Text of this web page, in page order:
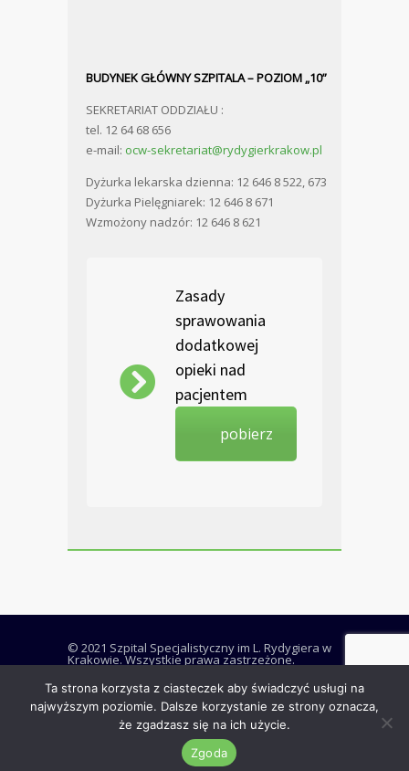
BUDYNEK GŁÓWNY SZPITALA – POZIOM „10”
SEKRETARIAT ODDZIAŁU :
tel. 12 64 68 656
e-mail: ocw-sekretariat@rydygierkrakow.pl
Dyżurka lekarska dzienna: 12 646 8 522, 673
Dyżurka Pielęgniarek: 12 646 8 671
Wzmożony nadzór: 12 646 8 621
Zasady
sprawowania
dodatkowej
opieki nad
pacjentem
pobierz
© 2021 Szpital Specjalistyczny im L. Rydygiera w
Krakowie. Wszystkie prawa zastrzeżone.
RODO i Deklaracja dostępności
Polityka plików cookies
Ta strona korzysta z ciasteczek aby świadczyć usługi na
najwyższym poziomie. Dalsze korzystanie ze strony oznacza,
że zgadzasz się na ich użycie.
Zgoda